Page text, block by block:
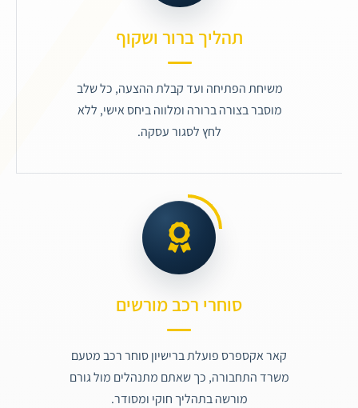
תהליך ברור ושקוף
משיחת הפתיחה ועד קבלת ההצעה, כל שלב
מוסבר בצורה ברורה ומלווה ביחס אישי, ללא
לחץ לסגור עסקה.
סוחרי רכב מורשים
קאר אקספרס פועלת ברישיון סוחר רכב מטעם
משרד התחבורה, כך שאתם מתנהלים מול גורם
מורשה בתהליך חוקי ומסודר.